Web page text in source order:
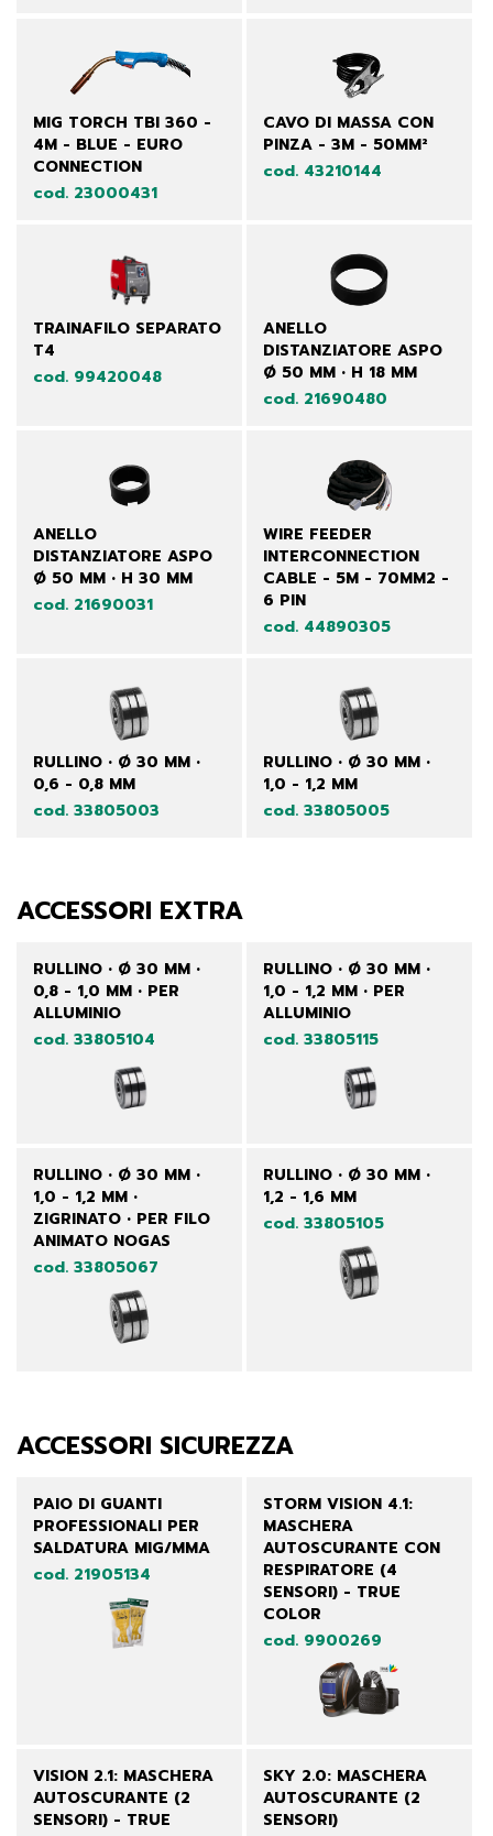
MIG TORCH TBI 360 -
4M - BLUE - EURO
CONNECTION
cod. 23000431
CAVO DI MASSA CON
PINZA - 3M - 50MM²
cod. 43210144
TRAINAFILO SEPARATO
T4
cod. 99420048
ANELLO
DISTANZIATORE ASPO
Ø 50 MM • H 18 MM
cod. 21690480
ANELLO
DISTANZIATORE ASPO
Ø 50 MM • H 30 MM
cod. 21690031
WIRE FEEDER
INTERCONNECTION
CABLE - 5M - 70MM2 -
6 PIN
cod. 44890305
RULLINO • Ø 30 MM •
0,6 - 0,8 MM
cod. 33805003
RULLINO • Ø 30 MM •
1,0 - 1,2 MM
cod. 33805005
ACCESSORI EXTRA
RULLINO • Ø 30 MM •
0,8 - 1,0 MM • PER
ALLUMINIO
cod. 33805104
RULLINO • Ø 30 MM •
1,0 - 1,2 MM • PER
ALLUMINIO
cod. 33805115
RULLINO • Ø 30 MM •
1,0 - 1,2 MM •
ZIGRINATO • PER FILO
ANIMATO NOGAS
cod. 33805067
RULLINO • Ø 30 MM •
1,2 - 1,6 MM
cod. 33805105
ACCESSORI SICUREZZA
PAIO DI GUANTI
PROFESSIONALI PER
SALDATURA MIG/MMA
cod. 21905134
STORM VISION 4.1:
MASCHERA
AUTOSCURANTE CON
RESPIRATORE (4
SENSORI) - TRUE
COLOR
cod. 9900269
VISION 2.1: MASCHERA
AUTOSCURANTE (2
SENSORI) - TRUE
SKY 2.0: MASCHERA
AUTOSCURANTE (2
SENSORI)